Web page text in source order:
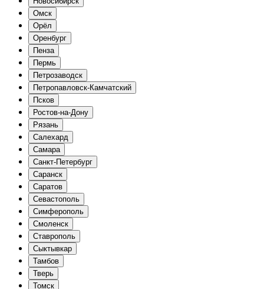
Омск
Орёл
Оренбург
Пенза
Пермь
Петрозаводск
Петропавловск-Камчатский
Псков
Ростов-на-Дону
Рязань
Салехард
Самара
Санкт-Петербург
Саранск
Саратов
Севастополь
Симферополь
Смоленск
Ставрополь
Сыктывкар
Тамбов
Тверь
Томск